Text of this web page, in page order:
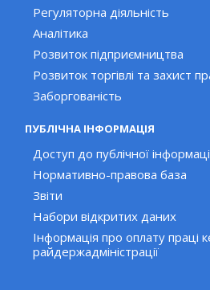
Регуляторна діяльність
Аналітика
Розвиток підприємництва
Розвиток торгівлі та захист
Заборгованість
ПУБЛІЧНА ІНФОРМАЦІЯ
Доступ до публічної
Нормативно-правова база
Звіти
Набори відкритих даних
Інформація про оплату праці
райдержадміністрації